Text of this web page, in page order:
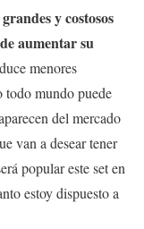
y costosos
aumentar su
menores
todo mundo puede
del mercado
van a desear tener
popular este set en
estoy dispuesto a